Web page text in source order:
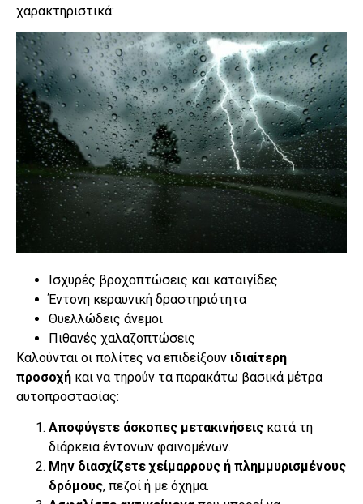
χαρακτηριστικά:
Ισχυρές βροχοπτώσεις και καταιγίδες
Έντονη κεραυνική δραστηριότητα
Θυελλώδεις άνεμοι
Πιθανές χαλαζοπτώσεις
Καλούνται οι πολίτες να επιδείξουν ιδιαίτερη
προσοχή και να τηρούν τα παρακάτω βασικά μέτρα
αυτοπροστασίας:
Αποφύγετε άσκοπες μετακινήσεις κατά τη
διάρκεια έντονων φαινομένων.
Μην διασχίζετε χείμαρρους ή πλημμυρισμένους
δρόμους, πεζοί ή με όχημα.